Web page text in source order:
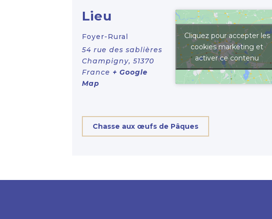
Lieu
Foyer-Rural
54 rue des sablières
Champigny, 51370
France + Google
Map
Cliquez pour accepter les
cookies marketing et
activer ce contenu
Chasse aux œufs de Pâques